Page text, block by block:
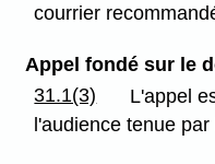
courrier
Appel fondé sur le
31.1(3)
L'appel
l'audience tenue